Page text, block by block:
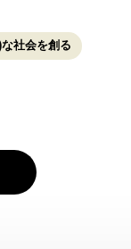
社会を創る